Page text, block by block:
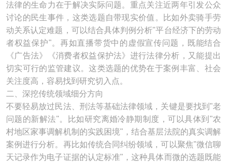
法律的生命力在于解决实际问题。重点关注近两年引发公众
讨论的民生事件，这类选题自带现实价值。比如外卖骑手劳
动关系认定难题，可以结合具体判例分析"平台经济下的劳动
者权益保护"。再如直播带货中的虚假宣传问题，既能结合
《广告法》《消费者权益保护法》进行法律分析，又能提出
切实可行的监管建议。这类选题的优势在于案例丰富、社会
关注度高，容易找到研究切入点。
二、深挖传统领域细分方向
不要轻易放过民法、刑法等基础法律领域，关键是要找到"老
问题的新解法"。比如研究离婚冷静期制度，可以具体到"农
村地区家事调解机制的实践困境"，结合基层法院的真实调解
案例进行分析。再比如传统合同纠纷领域，可以聚焦"微信聊
天记录作为电子证据的认定标准"，这种具体而微的选题既能